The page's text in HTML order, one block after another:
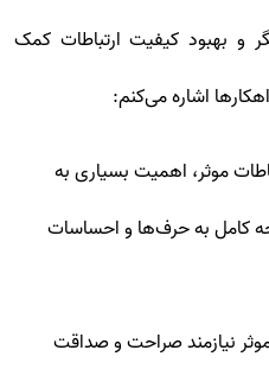
و بهبود کیفیت ارتباطات کمک
اشاره می‌کنم:
موثر، اهمیت بسیاری به
کامل به حرف‌ها و احساسات
نیازمند صراحت و صداقت